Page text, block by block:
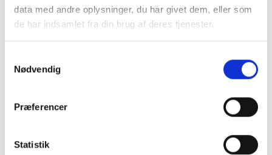
data med andre oplysninger, du har givet dem, eller som
de har indsamlet fra din brug af deres tjenester.
Nødvendig
Præferencer
Statistik
inkluderet!)
99 kr.